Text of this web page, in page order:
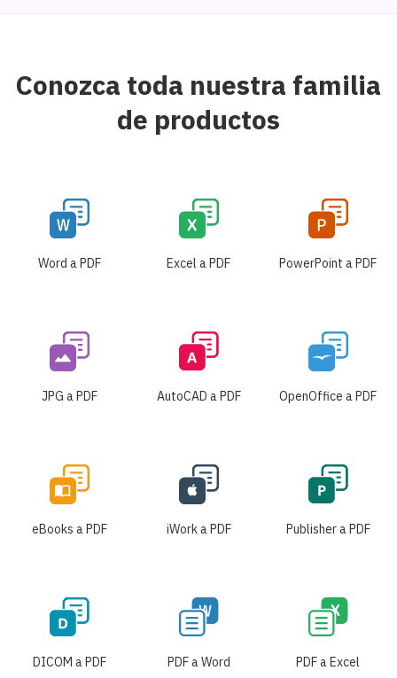
Conozca toda nuestra familia
de productos
Word a PDF Excel a PDF PowerPoint a PDF
JPG a PDF AutoCAD a PDF OpenOffice a PDF
eBooks a PDF iWork a PDF Publisher a PDF
DICOM a PDF PDF a Word PDF a Excel